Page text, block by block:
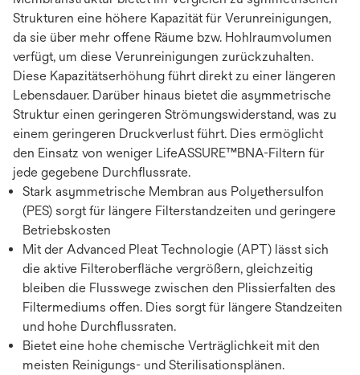
Strukturen eine höhere Kapazität für Verunreinigungen,
da sie über mehr offene Räume bzw. Hohlraumvolumen
verfügt, um diese Verunreinigungen zurückzuhalten.
Diese Kapazitätserhöhung führt direkt zu einer längeren
Lebensdauer. Darüber hinaus bietet die asymmetrische
Struktur einen geringeren Strömungswiderstand, was zu
einem geringeren Druckverlust führt. Dies ermöglicht
den Einsatz von weniger LifeASSURE™BNA-Filtern für
jede gegebene Durchflussrate.
Stark asymmetrische Membran aus Polyethersulfon
(PES) sorgt für längere Filterstandzeiten und geringere
Betriebskosten
Mit der Advanced Pleat Technologie (APT) lässt sich
die aktive Filteroberfläche vergrößern, gleichzeitig
bleiben die Flusswege zwischen den Plissierfalten des
Filtermediums offen. Dies sorgt für längere Standzeiten
und hohe Durchflussraten.
Bietet eine hohe chemische Verträglichkeit mit den
meisten Reinigungs- und Sterilisationsplänen.